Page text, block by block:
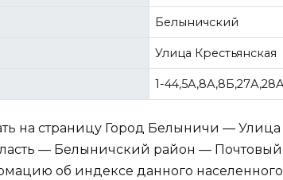
Белыничский
Улица Крестьянская
1-
на страницу Город Белыничи — Улица
— Белыничский район —
об индексе данного населенного